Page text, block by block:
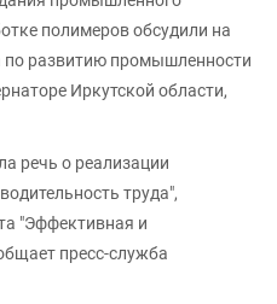
полимеров обсудили на
развитию промышленности
Иркутской области,
речь о реализации
труда",
"Эффективная и
пресс-служба